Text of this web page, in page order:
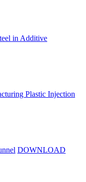
in Additive
Plastic Injection
DOWNLOAD